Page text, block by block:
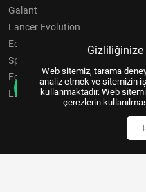
Galant
Lancer Evolution
Eclipse
Space Star
Eclipse Cross
L200
Gizliliğinize
Web sitemiz, tarama
analiz etmek ve sitemizin
kullanmaktadır. Web
çerezlerin